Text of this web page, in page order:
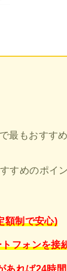
最もおすす
すめのポイ
額制で安心)
フォンを接
あれば24時